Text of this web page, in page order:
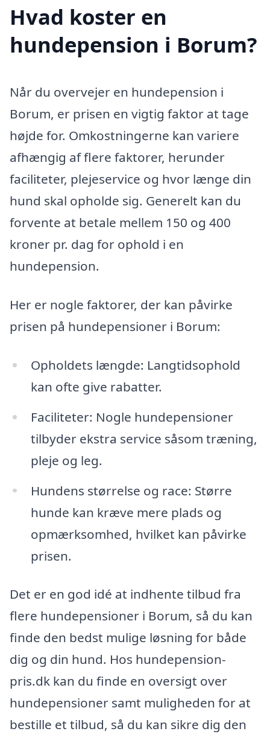
Hvad koster en
hundepension i Borum?
Når du overvejer en hundepension i
Borum, er prisen en vigtig faktor at tage
højde for. Omkostningerne kan variere
afhængig af flere faktorer, herunder
faciliteter, plejeservice og hvor længe din
hund skal opholde sig. Generelt kan du
forvente at betale mellem 150 og 400
kroner pr. dag for ophold i en
hundepension.
Her er nogle faktorer, der kan påvirke
prisen på hundepensioner i Borum:
Opholdets længde: Langtidsophold
kan ofte give rabatter.
Faciliteter: Nogle hundepensioner
tilbyder ekstra service såsom træning,
pleje og leg.
Hundens størrelse og race: Større
hunde kan kræve mere plads og
opmærksomhed, hvilket kan påvirke
prisen.
Det er en god idé at indhente tilbud fra
flere hundepensioner i Borum, så du kan
finde den bedst mulige løsning for både
dig og din hund. Hos hundepension-
pris.dk kan du finde en oversigt over
hundepensioner samt muligheden for at
bestille et tilbud, så du kan sikre dig den